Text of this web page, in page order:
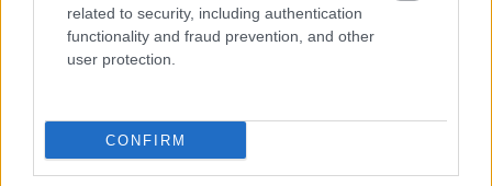
related to security, including authentication
functionality and fraud prevention, and other
user protection.
CONFIRM
A hőségben is védik a növényzetet
Pakson